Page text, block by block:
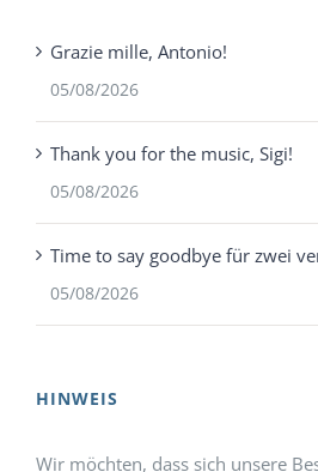
Grazie mille, Antonio!
05/08/2026
Thank you for the music, Sigi!
05/08/2026
Time to say goodbye für zwei
05/08/2026
HINWEIS
Wir möchten, dass sich unsere